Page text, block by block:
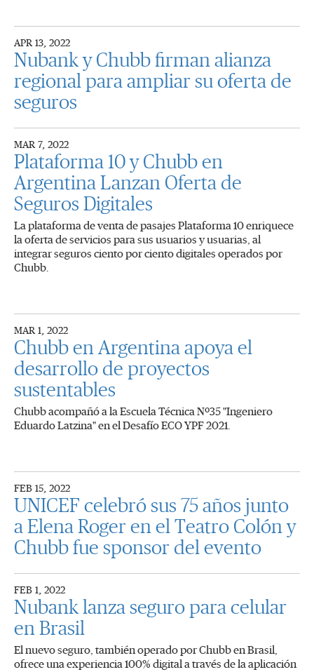
APR 13, 2022
Nubank y Chubb firman alianza
regional para ampliar su oferta de
seguros
MAR 7, 2022
Plataforma 10 y Chubb en
Argentina Lanzan Oferta de
Seguros Digitales
La plataforma de venta de pasajes Plataforma 10 enriquece
la oferta de servicios para sus usuarios y usuarias, al
integrar seguros ciento por ciento digitales operados por
Chubb.
MAR 1, 2022
Chubb en Argentina apoya el
desarrollo de proyectos
sustentables
Chubb acompañó a la Escuela Técnica Nº35 "Ingeniero
Eduardo Latzina" en el Desafío ECO YPF 2021.
FEB 15, 2022
UNICEF celebró sus 75 años junto
a Elena Roger en el Teatro Colón y
Chubb fue sponsor del evento
FEB 1, 2022
Nubank lanza seguro para celular
en Brasil
El nuevo seguro, también operado por Chubb en Brasil,
ofrece una experiencia 100% digital a través de la aplicación